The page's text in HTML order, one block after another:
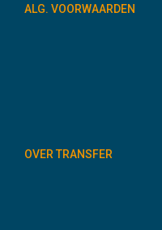
ALG. VOORWAARDEN
OVER TRANSFER